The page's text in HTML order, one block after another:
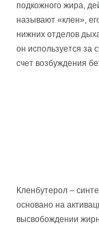
подкожного жира,
называют «клен»,
нижних отделов
он используется за
счет возбуждения
Кленбутерол –
основано на
высвобождении